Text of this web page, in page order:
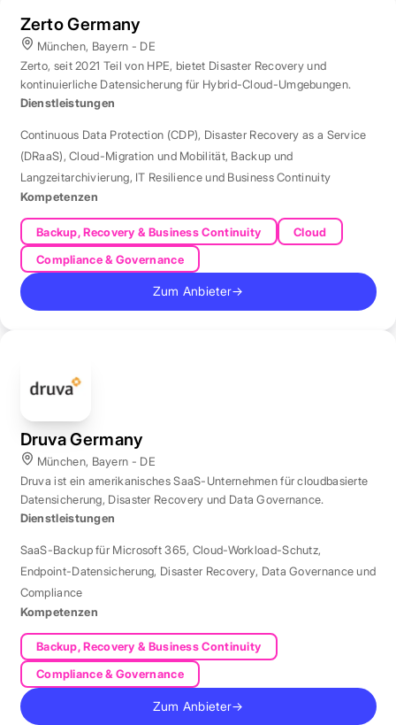
Zerto Germany
München, Bayern - DE
Zerto, seit 2021 Teil von HPE, bietet Disaster Recovery und
kontinuierliche Datensicherung für Hybrid-Cloud-Umgebungen.
Dienstleistungen
Continuous Data Protection (CDP), Disaster Recovery as a Service
(DRaaS),Cloud-Migration und Mobilität, Backup und
Langzeitarchivierung, IT Resilience und Business Continuity
Kompetenzen
Backup, Recovery & Business Continuity
Cloud
Compliance & Governance
Zum Anbieter→
Druva Germany
München, Bayern - DE
Druva ist ein amerikanisches SaaS-Unternehmen für cloudbasierte
Datensicherung, Disaster Recovery und Data Governance.
Dienstleistungen
SaaS-Backup für Microsoft 365, Cloud-Workload-Schutz,
Endpoint-Datensicherung, Disaster Recovery, Data Governance und
Compliance
Kompetenzen
Backup, Recovery & Business Continuity
Compliance & Governance
Zum Anbieter→